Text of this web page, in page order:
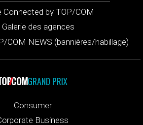
Connected by TOP/COM
Galerie des agences
COM NEWS (bannières/habillage)
GRAND PRIX
Consumer
Business